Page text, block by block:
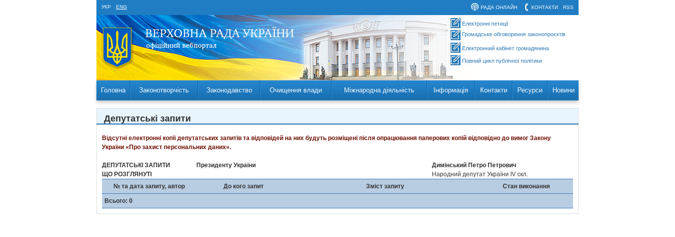
УКР ENG RSS
КОНТАКТИ
РАДА ОНЛАЙН
Електронні петиції
Громадське обговорення законопроєктів
Електронний кабінет громадянина
Повний цикл публічної політики
Головна Законотворчість Законодавство Очищення влади Міжнародна діяльність Інформація Контакти Ресурси Новини
Депутатські запити
Відсутні електронні копії депутатських запитів та відповідей на них будуть розміщені після опрацювання паперових копій відповідно до вимог Закону
України «Про захист персональних даних».
ДЕПУТАТСЬКІ ЗАПИТИ
ЩО РОЗГЛЯНУТІ
Президенту України
Димінський Петро Петрович
Народний депутат України IV скл.
№ та дата запиту, автор
До кого запит Зміст запиту Стан виконання
Всього: 0